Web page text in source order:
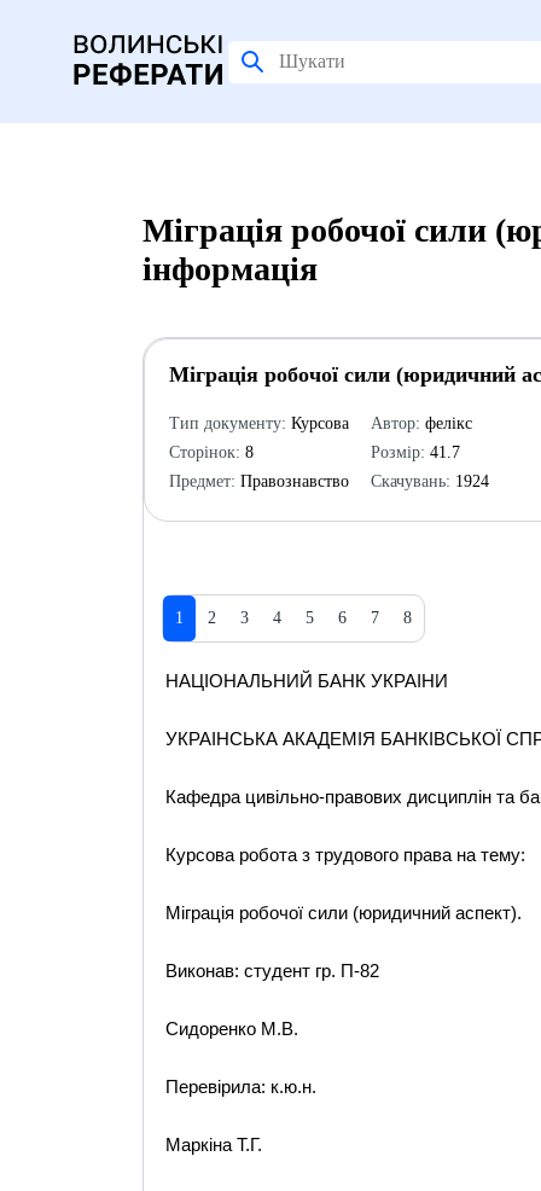
Міграція робочої сили
інформація
Міграція робочої сили (юридичний
Тип документу: Курсова
Сторінок: 8
Предмет: Правознавство
Автор: фелікс
Розмір: 41.7
Скачувань: 1924
1 2 3 4 5 6 7 8
НАЦІОНАЛЬНИЙ БАНК УКРАІНИ
УКРАІНСЬКА АКАДЕМІЯ БАНКІВСЬКОЇ
Кафедра цивільно-правових дисциплін та
Курсова робота з трудового права на тему:
Міграція робочої сили (юридичний аспект).
Виконав: студент гр. П-82
Сидоренко М.В.
Перевірила: к.ю.н.
Маркіна Т.Г.